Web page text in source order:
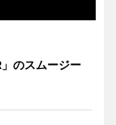
」のスムージー